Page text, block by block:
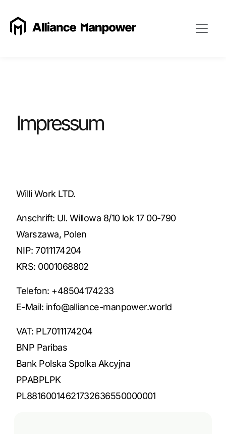
Impressum
Willi Work LTD.
Anschrift: Ul. Willowa 8/10 lok 17 00-790
Warszawa, Polen
NIP: 7011174204
KRS: 0001068802
Telefon: +48504174233
E-Mail: info@alliance-manpower.world
VAT: PL7011174204
BNP Paribas
Bank Polska Spolka Akcyjna
PPABPLPK
PL88160014621732636550000001